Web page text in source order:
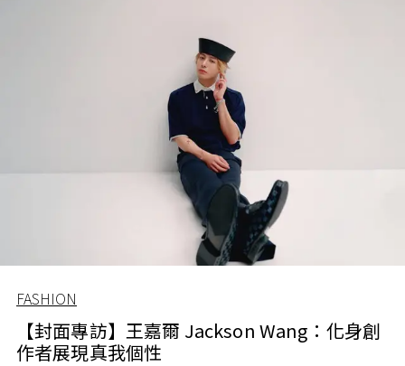
FASHION
【封面專訪】王嘉爾 Jackson Wang：化身創
作者展現真我個性